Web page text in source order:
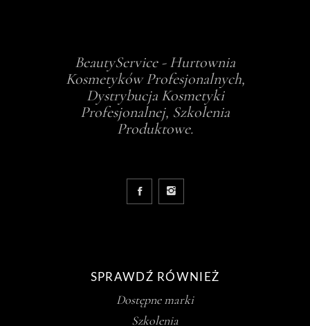
BeautyService - Hurtownia
Kosmetyków Profesjonalnych,
Dystrybucja Kosmetyki
Profesjonalnej, Szkolenia
Produktowe.
SPRAWDŹ RÓWNIEŻ
Dostępne marki
Szkolenia